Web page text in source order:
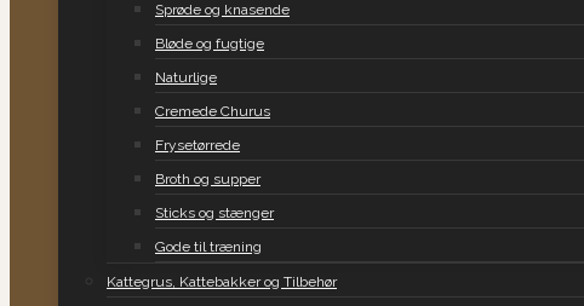
Sprøde og knasende
Bløde og fugtige
Naturlige
Cremede Churus
Frysetørrede
Broth og supper
Sticks og stænger
Gode til træning
Kattegrus, Kattebakker og Tilbehør